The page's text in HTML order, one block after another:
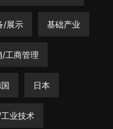
/展示 基础产业
/工商管理
日本
业技术